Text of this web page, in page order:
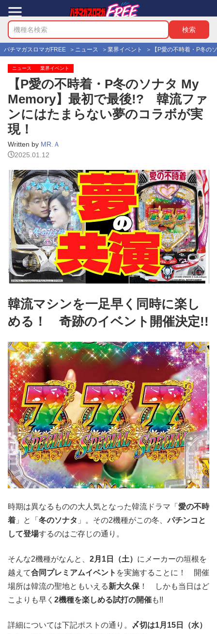
パチマガスロマガFREE ニュース 業界イベント 【P愛の不時着・P冬
ニュース 業界イベント
【P愛の不時着・P冬のソナタ My
Memory】最初で最後!? 韓流ファ
ンにはたまらない夢のコラボが実
現！
Written by MR.Ａ
2025.01.12
韓流マシンを一足早く同時に楽し
める！ 奇跡のイベント開催決定!!
時期は異なるものの大人気となった韓流ドラマ「 愛の不時
着 」と「 冬のソナタ 」。その2機種がこの冬、パチンコと
して登場するのはご存じの通り。
そんな2機種がなんと、 2月1日（土） にメーカーの垣根を
越えて合同プレミアムイベント を実施することに！ 開催
場所は韓流の聖地ともいえる新大久保 ！ しかも当日はど
こよりも早く 2機種を楽しめる試打の開催も!!
詳細については下記ポストの通り。 〆切は1月15日（水）